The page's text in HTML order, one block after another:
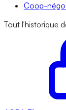
Coop-
Tout l'historique